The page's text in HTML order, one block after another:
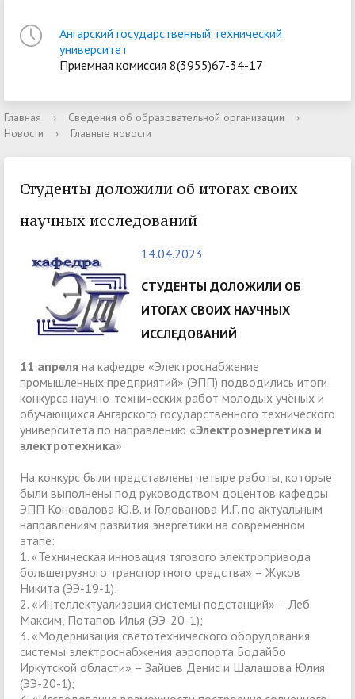
Ангарский государственный технический
университет
Приемная комиссия 8(3955)67-34-17
Главная › Сведения об образовательной организации
›
Новости
› Главные новости
Студенты доложили об итогах своих
научных исследований
14.04.2023
СТУДЕНТЫ ДОЛОЖИЛИ ОБ
ИТОГАХ СВОИХ НАУЧНЫХ
ИССЛЕДОВАНИЙ
11 апреля на кафедре «Электроснабжение
промышленных предприятий» (ЭПП) подводились итоги
конкурса научно-технических работ молодых учёных и
обучающихся Ангарского государственного технического
университета по направлению «Электроэнергетика и
электротехника»
На конкурс были представлены четыре работы, которые
были выполнены под руководством доцентов кафедры
ЭПП Коновалова Ю.В. и Голованова И.Г. по актуальным
направлениям развития энергетики на современном
этапе:
1. «Техническая инновация тягового электропривода
большегрузного транспортного средства» – Жуков
Никита (ЭЭ-19-1);
2. «Интеллектуализация системы подстанций» – Леб
Максим, Потапов Илья (ЭЭ-20-1);
3. «Модернизация светотехнического оборудования
системы электроснабжения аэропорта Бодайбо
Иркутской области» – Зайцев Денис и Шалашова Юлия
(ЭЭ-20-1);